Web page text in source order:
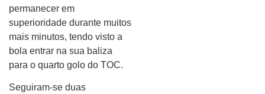
permanecer em
superioridade durante muitos
mais minutos, tendo visto a
bola entrar na sua baliza
para o quarto golo do TOC.
Seguiram-se duas